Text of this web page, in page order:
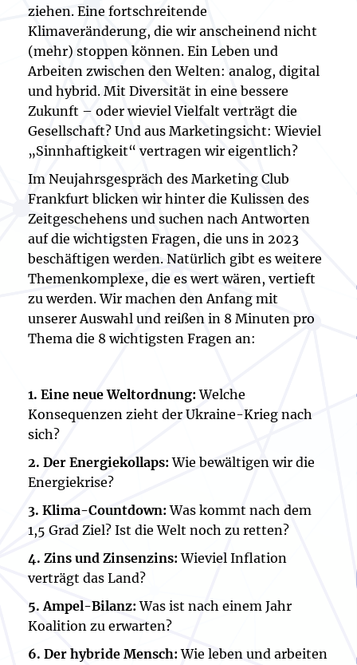
ziehen. Eine fortschreitende
Klimaveränderung, die wir anscheinend nicht
(mehr) stoppen können. Ein Leben und
Arbeiten zwischen den Welten: analog, digital
und hybrid. Mit Diversität in eine bessere
Zukunft – oder wieviel Vielfalt verträgt die
Gesellschaft? Und aus Marketingsicht: Wieviel
„Sinnhaftigkeit“ vertragen wir eigentlich?
Im Neujahrsgespräch des Marketing Club
Frankfurt blicken wir hinter die Kulissen des
Zeitgeschehens und suchen nach Antworten
auf die wichtigsten Fragen, die uns in 2023
beschäftigen werden. Natürlich gibt es weitere
Themenkomplexe, die es wert wären, vertieft
zu werden. Wir machen den Anfang mit
unserer Auswahl und reißen in 8 Minuten pro
Thema die 8 wichtigsten Fragen an:
1. Eine neue Weltordnung:Welche
Konsequenzen zieht der Ukraine-Krieg nach
sich?
2. Der Energiekollaps:Wie bewältigen wir die
Energiekrise?
3. Klima-Countdown:Was kommt nach dem
1,5 Grad Ziel? Ist die Welt noch zu retten?
4. Zins und Zinsenzins:Wieviel Inflation
verträgt das Land?
5. Ampel-Bilanz:Was ist nach einem Jahr
Koalition zu erwarten?
6. Der hybride Mensch: Wie leben und arbeiten